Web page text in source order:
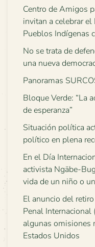
Centro de Amigos
invitan a celebrar
Pueblos Indígenas
No se trata de
una nueva
Panoramas
Bloque Verde: “La
de esperanza”
Situación política
político en plena
En el Día
activista Ngäbe-
vida de un niño o
El anuncio del
Penal Internacional
algunas omisiones
Estados Unidos